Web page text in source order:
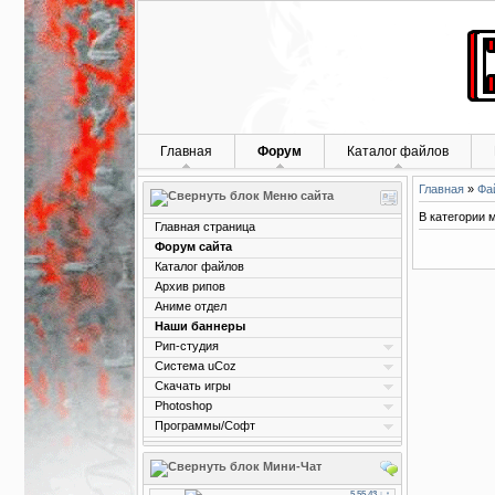
Главная Форум Каталог файлов
Меню сайта
Главная страница
Форум сайта
Каталог файлов
Архив рипов
Аниме отдел
Наши баннеры
Рип-студия
Система uCoz
Скачать игры
Photoshop
Программы/Софт
Мини-Чат
Главная »
В категории